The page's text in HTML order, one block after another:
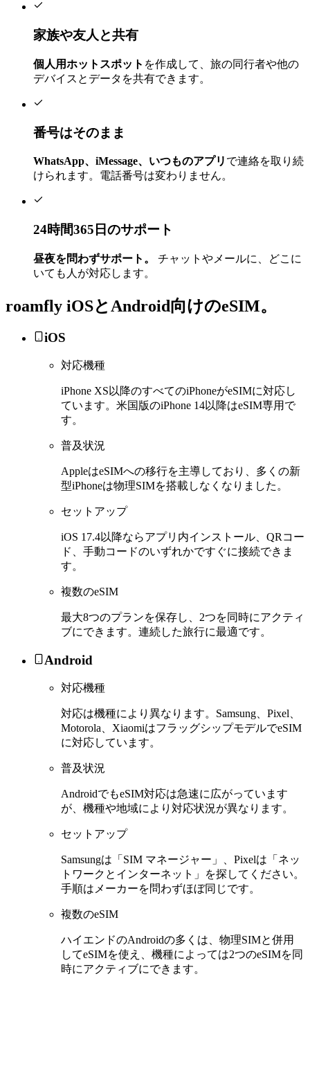
家族や友人と共有
個人用ホットスポット を作成して、旅の同行者や他の
デバイスとデータを共有できます。
番号はそのまま
WhatsApp、iMessage、いつものアプリ で連絡を取り続
けられます。電話番号は変わりません。
24時間365日のサポート
昼夜を問わずサポート。
チャットやメールに、どこに
いても人が対応します。
roamfly iOSとAndroid向けのeSIM。
iOS
対応機種
iPhone XS以降のすべてのiPhoneがeSIMに対応し
ています。米国版のiPhone 14以降はeSIM専用で
す。
普及状況
AppleはeSIMへの移行を主導しており、多くの新
型iPhoneは物理SIMを搭載しなくなりました。
セットアップ
iOS 17.4以降ならアプリ内インストール、QRコー
ド、手動コードのいずれかですぐに接続できま
す。
複数のeSIM
最大8つのプランを保存し、2つを同時にアクティ
ブにできます。連続した旅行に最適です。
Android
対応機種
対応は機種により異なります。Samsung、Pixel、
Motorola、XiaomiはフラッグシップモデルでeSIM
に対応しています。
普及状況
AndroidでもeSIM対応は急速に広がっています
が、機種や地域により対応状況が異なります。
セットアップ
Samsungは「SIM マネージャー」、Pixelは「ネッ
トワークとインターネット」を探してください。
手順はメーカーを問わずほぼ同じです。
複数のeSIM
ハイエンドのAndroidの多くは、物理SIMと併用
してeSIMを使え、機種によっては2つのeSIMを同
時にアクティブにできます。